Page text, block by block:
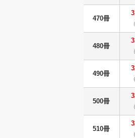
470冊
480冊
490冊
500冊
510冊